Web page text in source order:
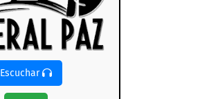
Escuchar